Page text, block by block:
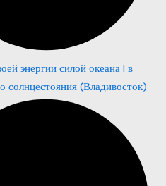
энергии силой океана | в
солнцестояния (Владивосток)